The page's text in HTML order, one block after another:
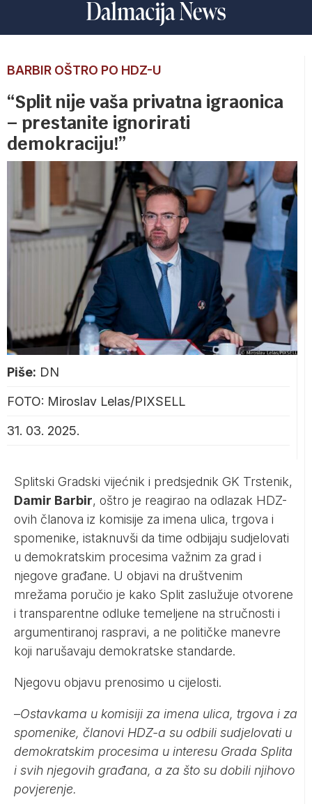
BARBIR OŠTRO PO HDZ-U
“Split nije vaša privatna igraonica
– prestanite ignorirati
demokraciju!”
Piše: DN
FOTO: Miroslav Lelas/PIXSELL
31. 03. 2025.
Splitski Gradski vijećnik i predsjednik GK Trstenik,
Damir Barbir, oštro je reagirao na odlazak HDZ-
ovih članova iz komisije za imena ulica, trgova i
spomenike, istaknuvši da time odbijaju sudjelovati
u demokratskim procesima važnim za grad i
njegove građane. U objavi na društvenim
mrežama poručio je kako Split zaslužuje otvorene
i transparentne odluke temeljene na stručnosti i
argumentiranoj raspravi, a ne političke manevre
koji narušavaju demokratske standarde.
Njegovu objavu prenosimo u cijelosti.
–Ostavkama u komisiji za imena ulica, trgova i za
spomenike, članovi HDZ-a su odbili sudjelovati u
demokratskim procesima u interesu Grada Splita
i svih njegovih građana, a za što su dobili njihovo
povjerenje.